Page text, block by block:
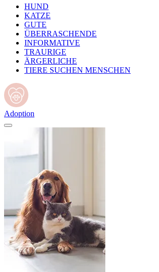
HUND
KATZE
GUTE
ÜBERRASCHENDE
INFORMATIVE
TRAURIGE
ÄRGERLICHE
TIERE SUCHEN MENSCHEN
Adoption